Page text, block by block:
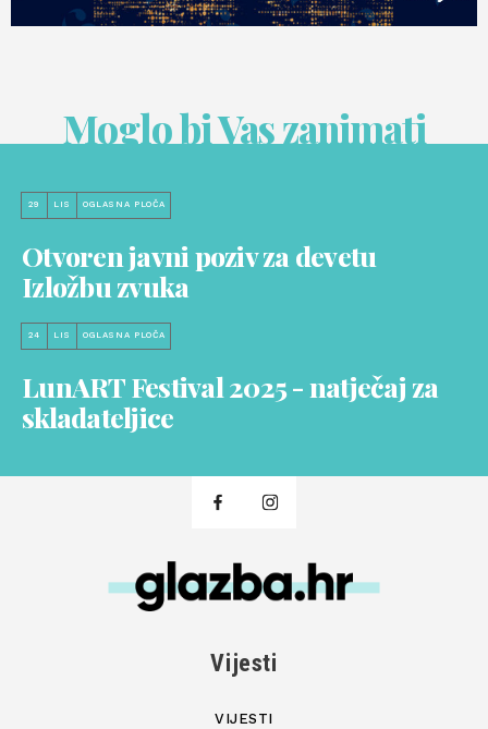
Moglo bi Vas zanimati
29 LIS OGLASNA PLOČA
Otvoren javni poziv za devetu
Izložbu zvuka
24 LIS OGLASNA PLOČA
LunART Festival 2025 - natječaj za
skladateljice
Vijesti
VIJESTI